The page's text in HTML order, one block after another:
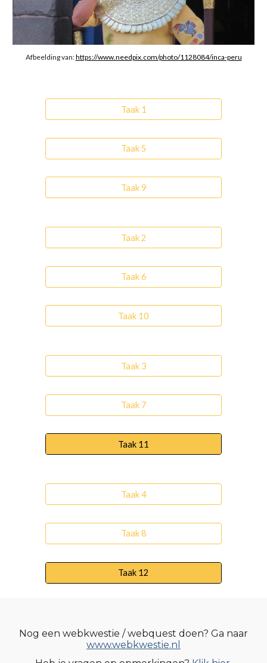
Afbeelding van: https://www.needpix.com/photo/1128084/inca-peru
Taak 1
Taak 5
Taak 9
Taak 2
Taak 6
Taak 10
Taak 3
Taak 7
Taak 11
Taak 4
Taak 8
Taak 12
Nog een webkwestie / webquest doen? Ga naar
www.webkwestie.nl